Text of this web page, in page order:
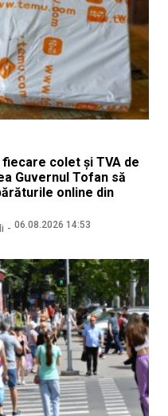
colet și TVA de
Guvernul Tofan să
online din
06.08.2026 14:53